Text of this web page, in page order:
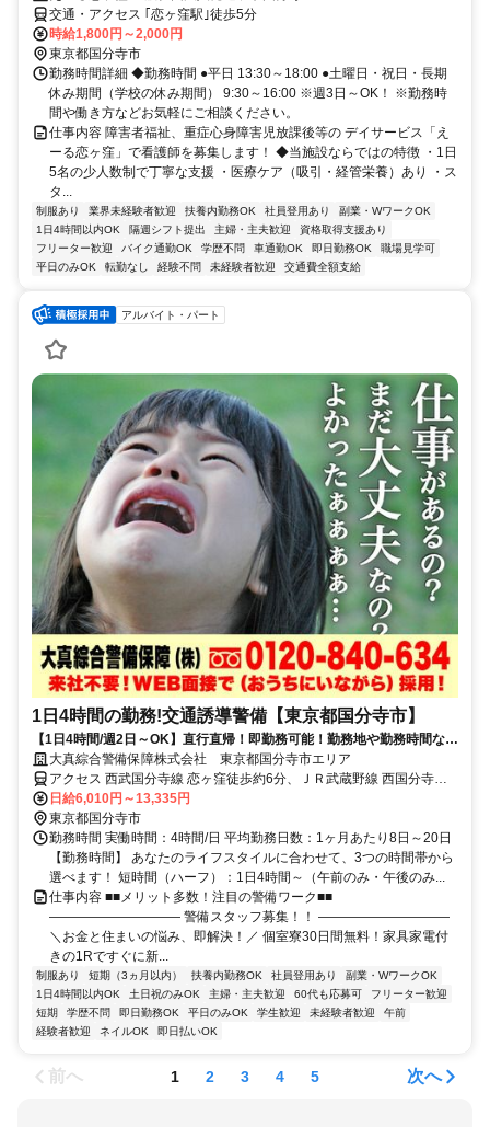
交通・アクセス ｢恋ヶ窪駅｣徒歩5分
時給1,800円～2,000円
東京都国分寺市
勤務時間詳細 ◆勤務時間 ●平日 13:30～18:00 ●土曜日・祝日・長期
休み期間（学校の休み期間） 9:30～16:00 ※週3日～OK！ ※勤務時
間や働き方などお気軽にご相談ください。
仕事内容 障害者福祉、重症心身障害児放課後等の デイサービス「え
ーる恋ヶ窪」で看護師を募集します！ ◆当施設ならではの特徴 ・1日
5名の少人数制で丁寧な支援 ・医療ケア（吸引・経管栄養）あり ・ス
タ...
制服あり 業界未経験者歓迎 扶養内勤務OK 社員登用あり
副業・WワークOK
1日4時間以内OK
隔週シフト提出 主婦・主夫歓迎
資格取得支援あり
フリーター歓迎
バイク通勤OK 学歴不問 車通勤OK 即日勤務OK
職場見学可
平日のみOK
転勤なし 経験不問 未経験者歓迎 交通費全額支給
アルバイト・パート
1日4時間の勤務!交通誘導警備【東京都国分寺市】
【1日4時間/週2日～OK】直行直帰！即勤務可能！勤務地や勤務時間など
ライフスタイルに合わせて働ける
大真綜合警備保障株式会社 東京都国分寺市エリア
アクセス 西武国分寺線 恋ヶ窪徒歩約6分、ＪＲ武蔵野線 西国分寺北
口徒歩約15分、ＪＲ中央本線 国分寺北口徒歩約22分 東京都国分寺市
エリア(国分寺駅、西国分寺駅、武蔵小金井駅、国立駅、武蔵境駅)
日給6,010円～13,335円
東京都国分寺市
勤務時間 実働時間：4時間/日 平均勤務日数：1ヶ月あたり8日～20日
【勤務時間】 あなたのライフスタイルに合わせて、3つの時間帯から
選べます！ 短時間（ハーフ）：1日4時間～（午前のみ・午後のみ...
仕事内容 ■■メリット多数！注目の警備ワーク■■
―――――――――― 警備スタッフ募集！！ ――――――――――
＼お金と住まいの悩み、即解決！／ 個室寮30日間無料！家具家電付
きの1Rですぐに新...
制服あり 短期（3ヵ月以内） 扶養内勤務OK 社員登用あり
副業・WワークOK
1日4時間以内OK
土日祝のみOK 主婦・主夫歓迎 60代も応募可
フリーター歓迎
短期
学歴不問 即日勤務OK 平日のみOK 学生歓迎 未経験者歓迎
午前
経験者歓迎
ネイルOK 即日払いOK
前へ 1 2 3 4 5 次へ